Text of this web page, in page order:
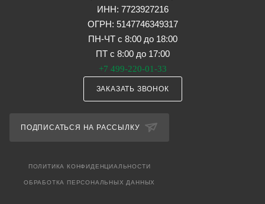
ИНН: 7723927216
ОГРН: 5147746349317
ПН-ЧТ с 8:00 до 18:00
ПТ с 8:00 до 17:00
+7 499-220-01-33
ЗАКАЗАТЬ ЗВОНОК
ПОДПИСАТЬСЯ НА РАССЫЛКУ
ПОЛИТИКА КОНФИДЕНЦИАЛЬНОСТИ
ОБРАБОТКА ПЕРСОНАЛЬНЫХ ДАННЫХ